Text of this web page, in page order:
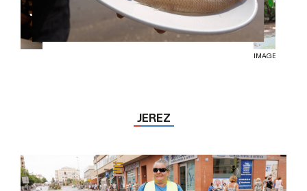
IMAGEN: JUAN
JEREZ